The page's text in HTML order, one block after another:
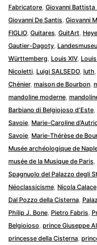
Fabricatore, Giovanni Battista
Giovanni De Santis, Giovanni
FIGLIO, Guitares, GuitArt,
Gautier-Dagoty,
Württemberg, Louis XIV,
Nicoletti, Luigi SALSEDO, luth,
Chénier, maison de Bourbon,
mandoline moderne,
Barbiano di Belgiojoso d'Este,
Savoie, Marie-Caroline
Savoie, Marie-Thérèse de
Musée archéologique de
musée de la Musique de Paris,
Spagnuolo del Palazzo degli
Néoclassicisme, Nicola Calace
Dal Pozzo della Cisterna,
Philip J. Bone, Pietro Fabris,
Belgioioso, prince Giuseppe
princesse della Cisterna,